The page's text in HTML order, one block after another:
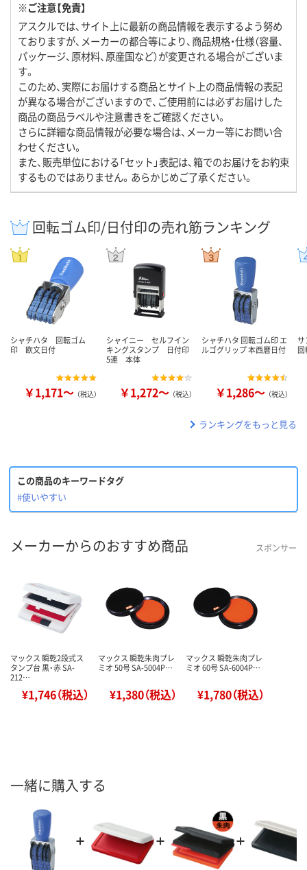
※ご注意【免責】
アスクルでは、サイト上に最新の商品情報を表示するよう努め
ておりますが、メーカーの都合等により、商品規格・仕様（容量、
パッケージ、原材料、原産国など）が変更される場合がございま
す。
このため、実際にお届けする商品とサイト上の商品情報の表記
が異なる場合がございますので、ご使用前には必ずお届けした
商品の商品ラベルや注意書きをご確認ください。
さらに詳細な商品情報が必要な場合は、メーカー等にお問い合
わせください。
また、販売単位における「セット」表記は、箱でのお届けをお約束
するものではありません。あらかじめご了承ください。
回転ゴム印/日付印の売れ筋ランキング
シャチハタ 回転ゴム
印 欧文日付
￥1,171～ （税込）
シャイニー セルフイン
キングスタンプ 日付印
5連 本体
￥1,272～ （税込）
シャチハタ 回転ゴム印 エ
ルゴグリップ 本西暦日付
￥1,286～ （税込）
ランキングをもっと見る
この商品のキーワードタグ
#使いやすい
メーカーからのおすすめ商品 スポンサー
マックス 瞬乾2段式ス
タンプ台 黒・赤 SA-
212…
¥1,746（税込）
マックス 瞬乾朱肉プレ
ミオ 50号 SA-5004P…
¥1,380（税込）
マックス 瞬乾朱肉プレ
ミオ 60号 SA-6004P…
¥1,780（税込）
一緒に購入する